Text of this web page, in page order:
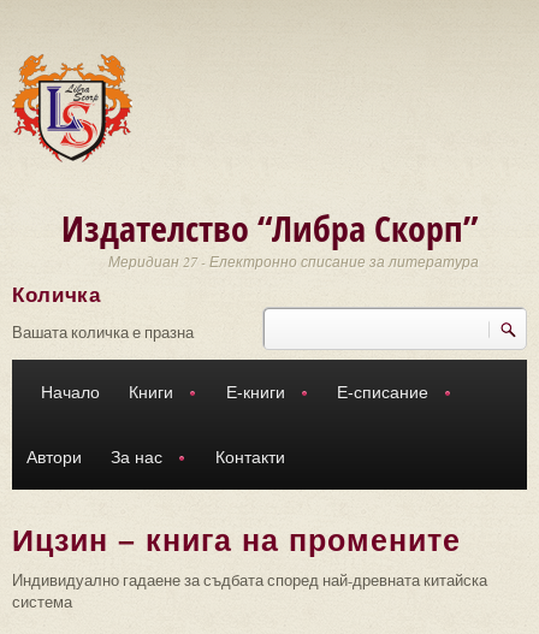
Издателство “Либра Скорп”
Меридиан 27 - Електронно списание за литература
Търси
Количка
Вашата количка е празна
Начало Книги Е-книги Е-списание
Автори За нас Контакти
Ицзин – книга на промените
Индивидуално гадаене за съдбата според най-древната китайска
система